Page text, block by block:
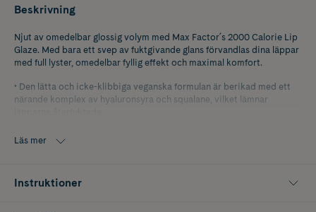
Beskrivning
Njut av omedelbar glossig volym med Max Factor´s 2000 Calorie Lip
Glaze. Med bara ett svep av fuktgivande glans förvandlas dina läppar
med full lyster, omedelbar fyllig effekt och maximal komfort.
• Den lätta och icke-klibbiga veganska formulan är berikad med ett
närande komplex av hyaluronsyra och squalane, vilket lämnar
• Applicering har aldrig varit enklare med den extra stora
spegelliknande effekt som varar i timmar
Läs mer
Instruktioner